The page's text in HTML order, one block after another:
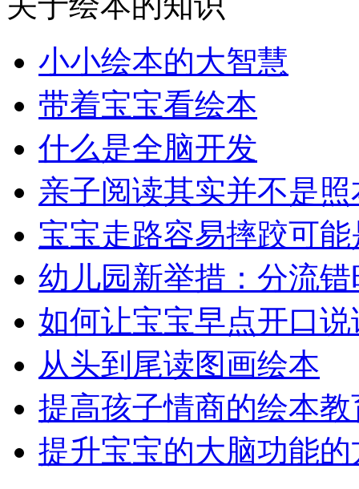
小小绘本的大智慧
带着宝宝看绘本
什么是全脑开发
亲子阅读其实并不是
宝宝走路容易摔跤可
幼儿园新举措：分流
如何让宝宝早点开口说
从头到尾读图画绘本
提高孩子情商的绘本教
提升宝宝的大脑功能的